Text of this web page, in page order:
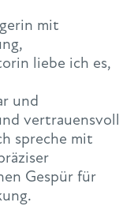
mit
liebe ich es,
und
vertrauensvoll
spreche mit
Gespür für